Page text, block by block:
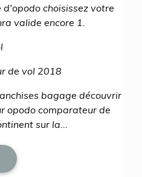
d'opodo choisissez votre
valide encore 1.
de vol 2018
bagage découvrir
opodo comparateur de
sur la...